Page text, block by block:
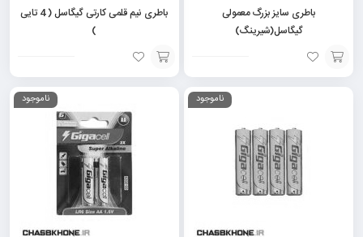
باطری سایز بزرگ معمولی
گیگاسل(شیرینگ)
افزودن
باطری نیم قلمی کارتی گیگاسل ( 4 تایی
)
افزودن
ناموجود ناموجود